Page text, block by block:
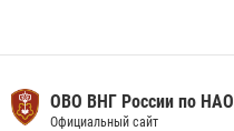
ОВО ВНГ России по НАО
Официальный сайт